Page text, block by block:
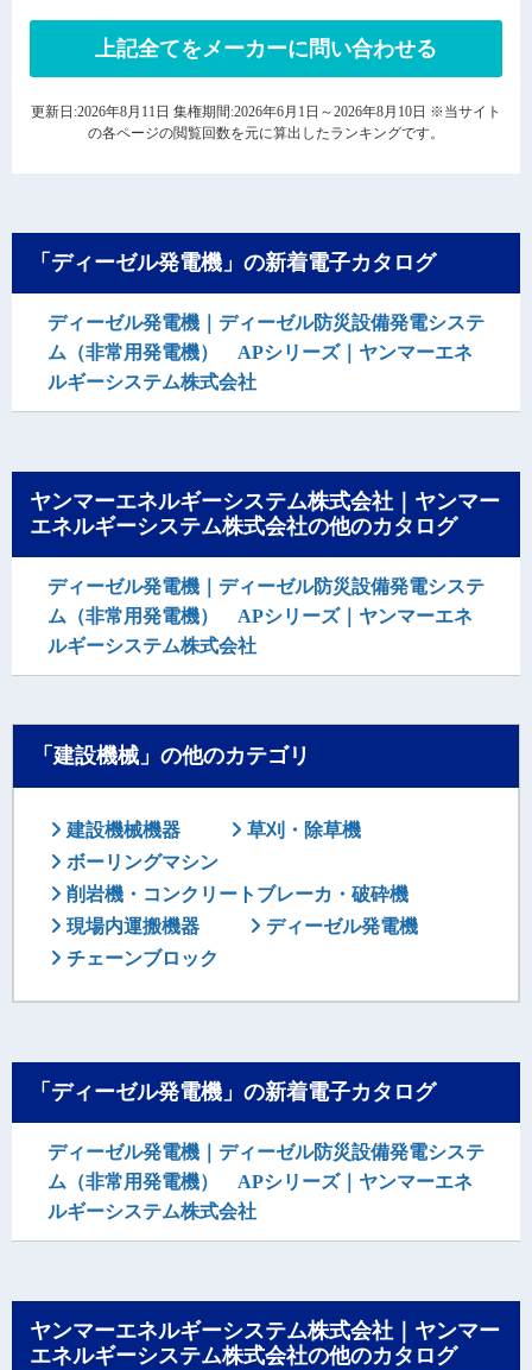
上記全てをメーカーに問い合わせる
更新日:2026年8月11日 集権期間:2026年6月1日～2026年8月10日 ※当サイト
の各ページの閲覧回数を元に算出したランキングです。
「ディーゼル発電機」の新着電子カタログ
ディーゼル発電機｜ディーゼル防災設備発電システ
ム（非常用発電機） APシリーズ｜ヤンマーエネ
ルギーシステム株式会社
ヤンマーエネルギーシステム株式会社｜ヤンマー
エネルギーシステム株式会社の他のカタログ
ディーゼル発電機｜ディーゼル防災設備発電システ
ム（非常用発電機） APシリーズ｜ヤンマーエネ
ルギーシステム株式会社
「建設機械」の他のカテゴリ
建設機械機器
草刈・除草機
ボーリングマシン
削岩機・コンクリートブレーカ・破砕機
現場内運搬機器
ディーゼル発電機
チェーンブロック
「ディーゼル発電機」の新着電子カタログ
ディーゼル発電機｜ディーゼル防災設備発電システ
ム（非常用発電機） APシリーズ｜ヤンマーエネ
ルギーシステム株式会社
ヤンマーエネルギーシステム株式会社｜ヤンマー
エネルギーシステム株式会社の他のカタログ